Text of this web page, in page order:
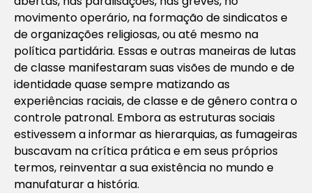
movimento operário, na formação de sindicatos e
de organizações religiosas, ou até mesmo na
política partidária. Essas e outras maneiras de lutas
de classe manifestaram suas visões de mundo e de
identidade quase sempre matizando as
experiências raciais, de classe e de gênero contra o
controle patronal. Embora as estruturas sociais
estivessem a informar as hierarquias, as fumageiras
buscavam na crítica prática e em seus próprios
termos, reinventar a sua existência no mundo e
manufaturar a história.